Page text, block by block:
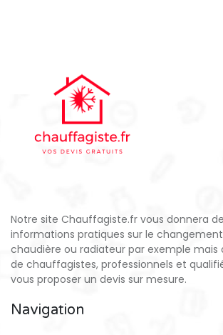
Notre site Chauffagiste.fr vous donnera
informations pratiques sur le
chaudière ou radiateur par exemple mais
de chauffagistes, professionnels et
vous proposer un devis sur mesure.
Navigation